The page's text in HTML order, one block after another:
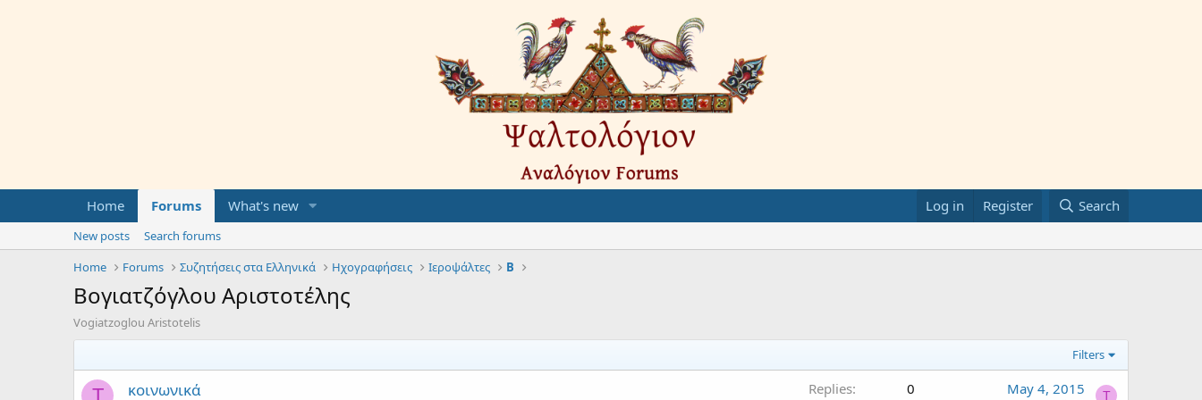
Home Forums What's new Log in Register Search
New posts
Search forums
Home
Forums Συζητήσεις στα Ελληνικά Ηχογραφήσεις Ιεροψάλτες Β
Βογιατζόγλου Αριστοτέλης
Vogiatzoglou Aristotelis
Filters
T κοινωνικά Replies 0 May 4, 2015 T